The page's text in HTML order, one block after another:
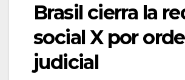
Brasil cierra la
social X por
judicial